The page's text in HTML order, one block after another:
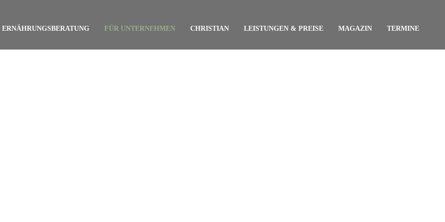
ERNÄHRUNGSBERATUNG FÜR UNTERNEHMEN CHRISTIAN LEISTUNGEN & PREISE MAGAZIN TERMINE